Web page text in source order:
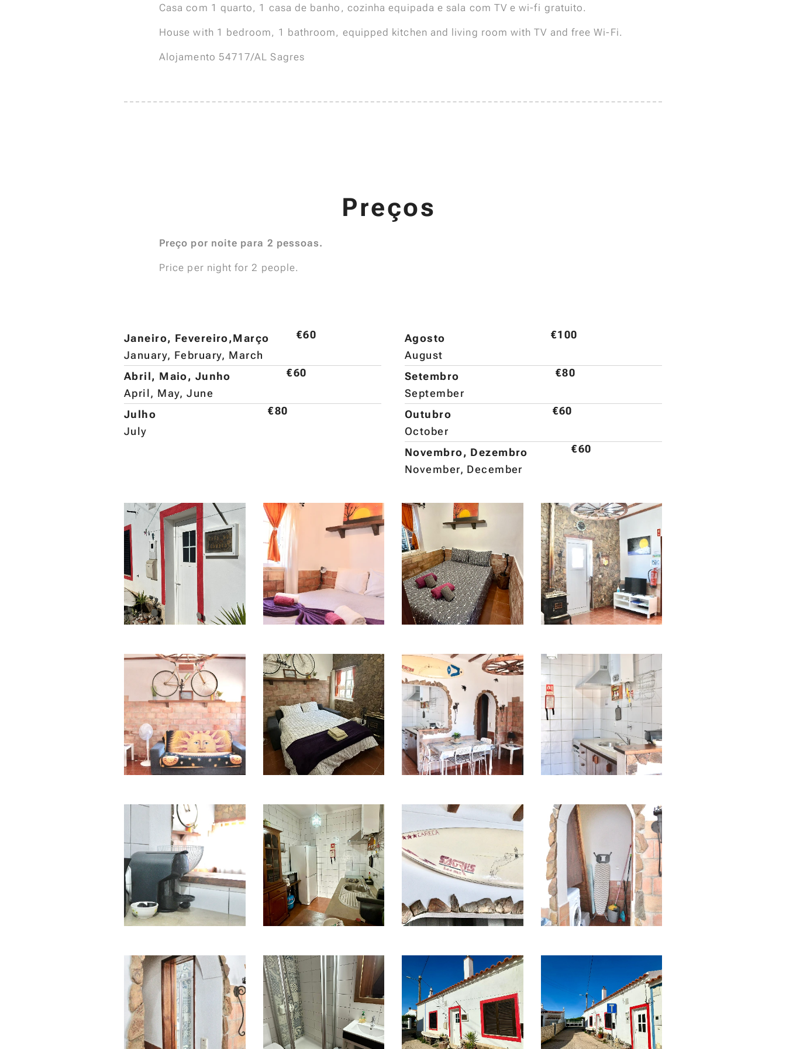
Casa com 1 quarto, 1 casa de banho, cozinha equipada e sala com TV e wi-fi gratuito.
House with 1 bedroom, 1 bathroom, equipped kitchen and living room with TV and free Wi-Fi.
Alojamento 54717/AL Sagres
Preços
Preço por noite para 2 pessoas.
Price per night for 2 people.
Janeiro, Fevereiro,Março
January, February, March
€60
Abril, Maio, Junho
April, May, June
€60
Julho
July
€80
Agosto
August
€100
Setembro
September
€80
Outubro
October
€60
Novembro, Dezembro
November, December
€60